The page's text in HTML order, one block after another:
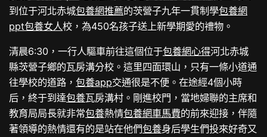
到位于河北赤城包養網推薦的茨營子九年一貫制學包養網
ppt包養女人校，為450名孩子送上新學期愛的禮物。
清晨6:30，一行人驅車前往這個位于包養網心得河北赤城
縣茨營子鄉的瓦房溝分校。這里四面環山，只有一條小道通
往學校的道路，包養app交通很是不便。在途經4個小時
后，終于到達包養瓦房溝村。剛進校門，當地婦聯的主席和
教育局局長就非常包養熱情包養網車馬費的前來迎接，伴隨
著領導的熱情還有的是站在他們包養身后學生們投來好奇又